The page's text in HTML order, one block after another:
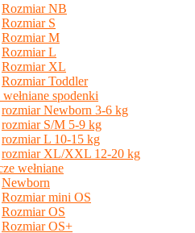
Rozmiar NB
Rozmiar S
Rozmiar M
Rozmiar L
Rozmiar XL
Rozmiar Toddler
spodenki
rozmiar Newborn 3-6 kg
rozmiar S/M 5-9 kg
rozmiar L 10-15 kg
rozmiar XL/XXL 12-20 kg
wełniane
Newborn
Rozmiar mini OS
Rozmiar OS
Rozmiar OS+